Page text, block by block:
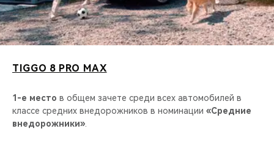
TIGGO 8 PRO MAX
1-е место в общем зачете среди всех автомобилей в
классе средних внедорожников в номинации «Средние
внедорожники»